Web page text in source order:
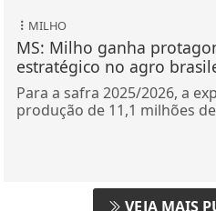
MILHO
MS: Milho ganha
estratégico no agro
Para a safra 2025/2026, a
produção de 11,1 milhões
VEJA MAIS